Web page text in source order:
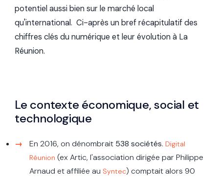
potentiel aussi bien sur le marché local
qu'international. Ci-après un bref récapitulatif des
chiffres clés du numérique et leur évolution à La
Réunion.
Le contexte économique, social et
technologique
En 2016, on dénombrait 538 sociétés. Digital
Réunion (ex Artic, l'association dirigée par Philippe
Arnaud et affiliée au Syntec) comptait alors 90